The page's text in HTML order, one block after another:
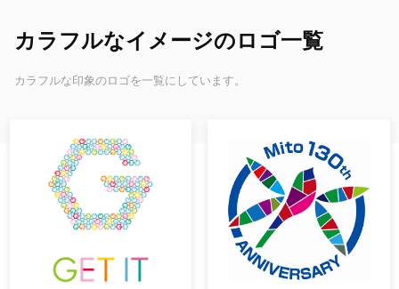
カラフルなイメージのロゴ一覧
カラフルな印象のロゴを一覧にしています。